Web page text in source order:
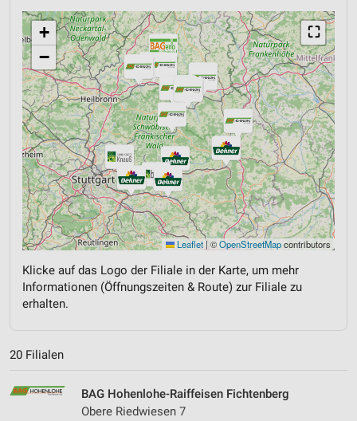
⛶
+
−
Leaflet | ©OpenStreetMapcontributors
Klicke auf das Logo der Filiale in der Karte, um mehr
Informationen (Öffnungszeiten & Route) zur Filiale zu
erhalten.
20 Filialen
BAG Hohenlohe-Raiffeisen Fichtenberg
Obere Riedwiesen 7